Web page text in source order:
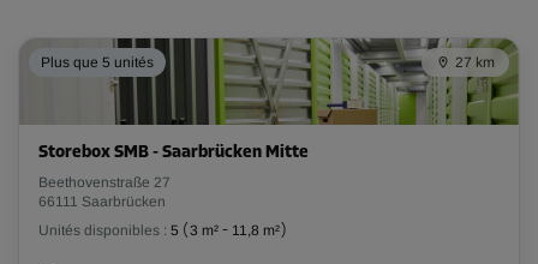
Plus que 5 unités 27 km
Storebox SMB - Saarbrücken Mitte
Beethovenstraße 27
66111 Saarbrücken
Unités disponibles : 5 (3 m² - 11,8 m²)